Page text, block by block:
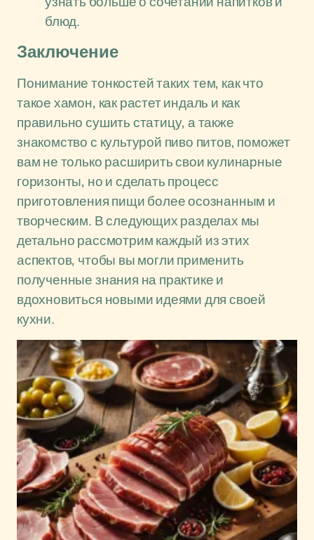
блюд.
Заключение
Понимание тонкостей таких тем, как что
такое хамон, как растет индаль и как
правильно сушить статицу, а также
знакомство с культурой пиво питов, поможет
вам не только расширить свои кулинарные
горизонты, но и сделать процесс
приготовления пищи более осознанным и
творческим. В следующих разделах мы
детально рассмотрим каждый из этих
аспектов, чтобы вы могли применить
полученные знания на практике и
вдохновиться новыми идеями для своей
кухни.